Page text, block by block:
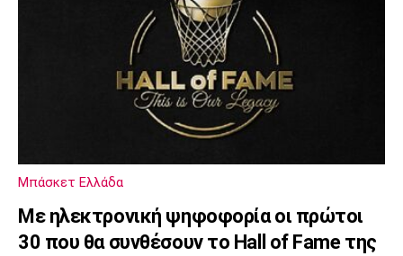
Μπάσκετ Ελλάδα
Με ηλεκτρονική ψηφοφορία οι πρώτοι
30 που θα συνθέσουν το Ηall of Fame της